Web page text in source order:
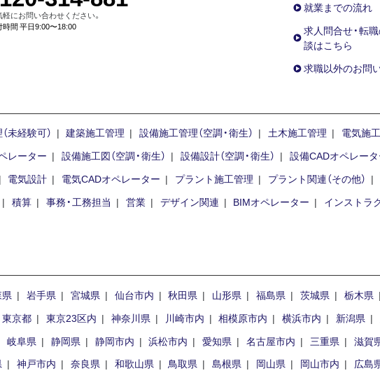
軽にお問い合わせください。
時間 平日9:00〜18:00
就業までの流れ
求人問合せ・転
談はこちら
求職以外のお問
未経験可） 建築施工管理 設備施工管理（空調・衛生） 土木施工管理 電気施
レーター
設備施工図（空調・衛生） 設備設計（空調・衛生） 設備CADオペレー
電気設計
電気CADオペレーター プラント施工管理 プラント関連（その他）
積算
事務・工務担当 営業 デザイン関連 BIMオペレーター インストラ
岩手県 宮城県 仙台市内 秋田県 山形県 福島県 茨城県 栃木県
東京都
東京23区内 神奈川県 川崎市内 相模原市内 横浜市内 新潟県
岐阜県
静岡県 静岡市内 浜松市内 愛知県 名古屋市内 三重県 滋賀
神戸市内 奈良県 和歌山県 鳥取県 島根県 岡山県 岡山市内 広島